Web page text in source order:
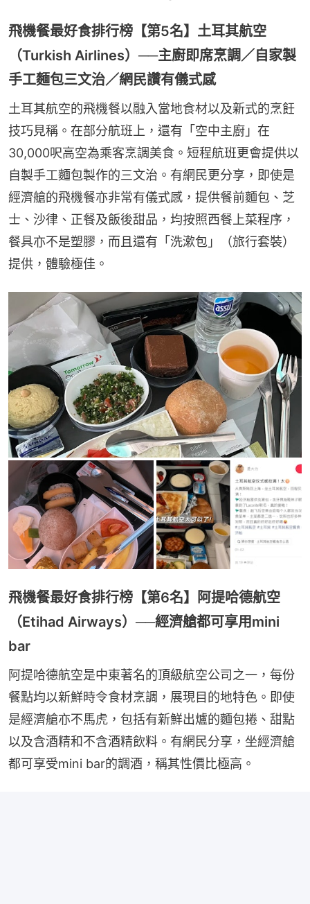
飛機餐最好食排行榜【第5名】土耳其航空
（Turkish Airlines）──主廚即席烹調／自家製
手工麵包三文治／網民讚有儀式感
土耳其航空的飛機餐以融入當地食材以及新式的烹飪
技巧見稱。在部分航班上，還有「空中主廚」在
30,000呎高空為乘客烹調美食。短程航班更會提供以
自製手工麵包製作的三文治。有網民更分享，即使是
經濟艙的飛機餐亦非常有儀式感，提供餐前麵包、芝
士、沙律、正餐及飯後甜品，均按照西餐上菜程序，
餐具亦不是塑膠，而且還有「洗漱包」（旅行套裝）
提供，體驗極佳。
飛機餐最好食排行榜【第6名】阿提哈德航空
（Etihad Airways）──經濟艙都可享用mini
bar
阿提哈德航空是中東著名的頂級航空公司之一，每份
餐點均以新鮮時令食材烹調，展現目的地特色。即使
是經濟艙亦不馬虎，包括有新鮮出爐的麵包捲、甜點
以及含酒精和不含酒精飲料。有網民分享，坐經濟艙
都可享受mini bar的調酒，稱其性價比極高。